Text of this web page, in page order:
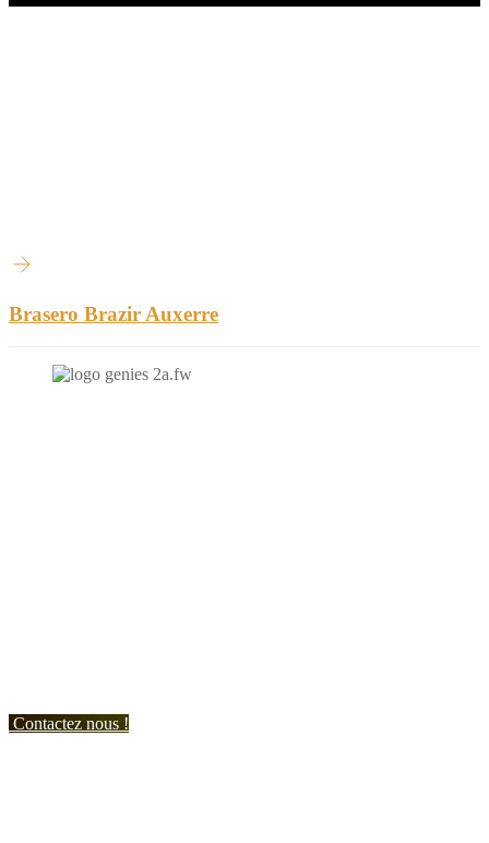
Brasero Brazir Auxerre
Contactez nous !